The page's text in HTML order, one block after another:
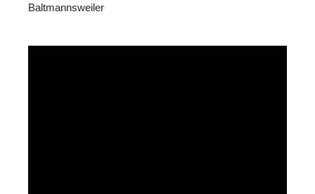
Baltmannsweiler